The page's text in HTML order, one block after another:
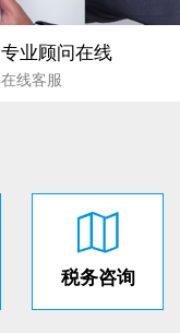
专业顾问在线
在线客服
税务咨询